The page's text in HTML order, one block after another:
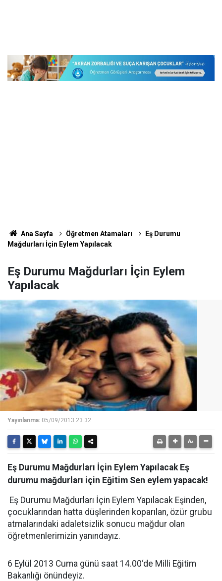
Ana Sayfa Öğretmen Atamaları
Eş Durumu
Mağdurları İçin Eylem Yapılacak
Eş Durumu Mağdurları İçin Eylem
Yapılacak
Yayınlanma: 05/09/2013 23:32
Eş Durumu Mağdurları İçin Eylem Yapılacak Eş
durumu mağdurları için Eğitim Sen eylem yapacak!
Eş Durumu Mağdurları İçin Eylem Yapılacak Eşinden,
çocuklarından hatta düşlerinden koparılan, özür grubu
atmalarındaki adaletsizlik sonucu mağdur olan
öğretmenlerimizin yanındayız.
6 Eylül 2013 Cuma günü saat 14.00‘de Milli Eğitim
Bakanlığı önündeyiz.